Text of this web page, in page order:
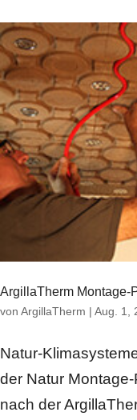
ArgillaTherm Montage-
von ArgillaTherm | Aug. 1,
Natur-
der Natur
nach der